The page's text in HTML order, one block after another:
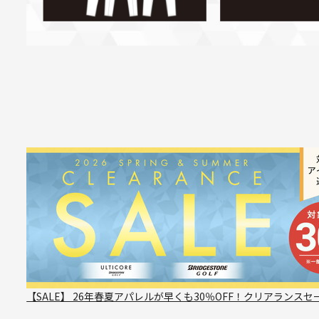
【SALE】 26年春夏アパレルが早くも30％OFF！クリアランスセ